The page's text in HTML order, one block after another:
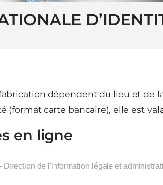
dépendent du lieu et de
(format carte bancaire), elle est
en ligne
Direction de l'information légale et